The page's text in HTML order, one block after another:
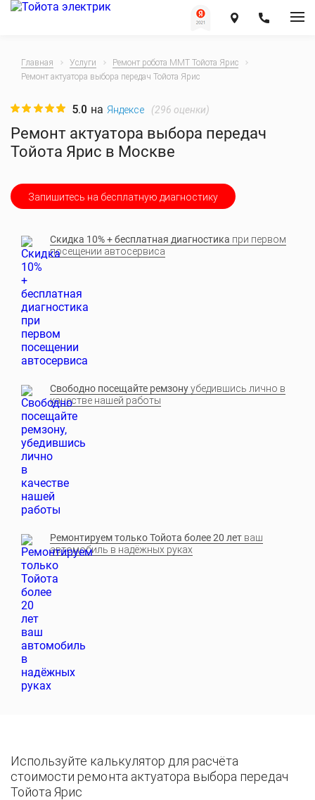
Главная Услуги
Ремонт робота ММТ Тойота Ярис
Ремонт актуатора выбора передач Тойота Ярис
Ремонт актуатора выбора передач
Тойота Ярис в Москве
5.0 на Яндексе (296 оценки)
Запишитесь на бесплатную диагностику
Скидка 10% + бесплатная диагностика при первом
посещении автосервиса
Свободно посещайте ремзонуубедившись лично в
качестве нашей работы
Ремонтируем только Тойота более 20 лет ваш
автомобиль в надёжных руках
Используйте калькулятор для расчёта
стоимости ремонта актуатора выбора передач
Тойота Ярис